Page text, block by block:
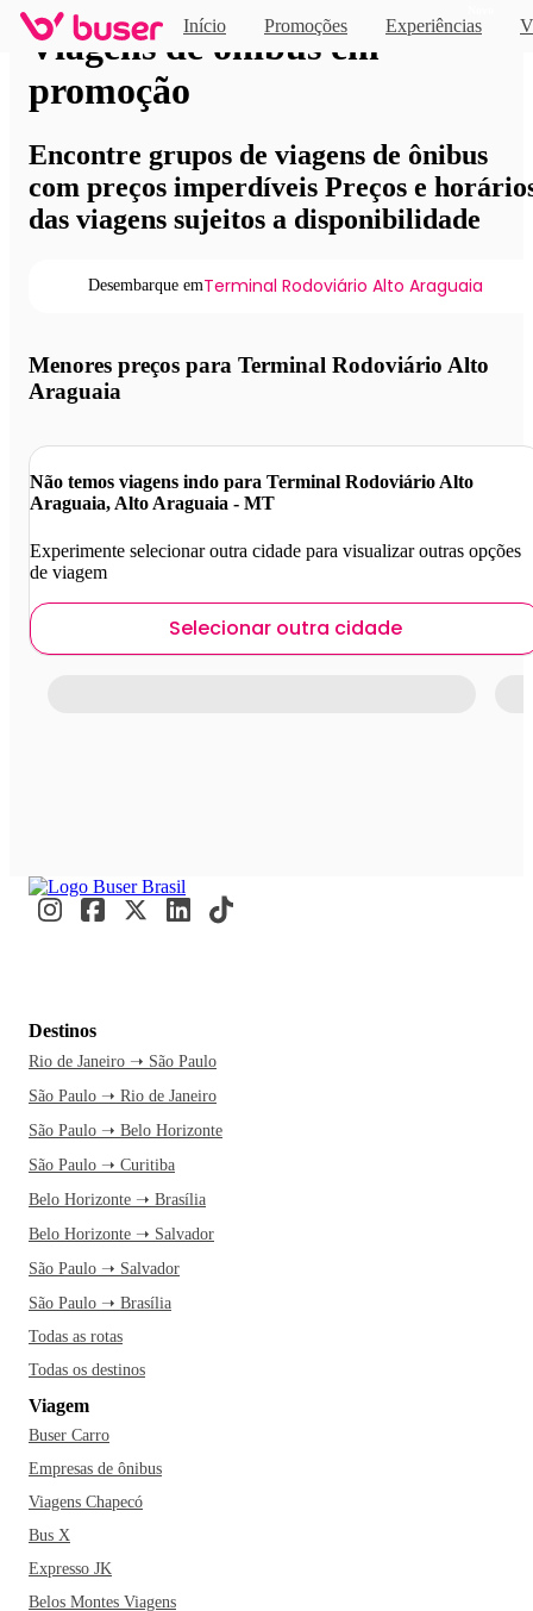
Início Promoções Experiências
Viagens de ônibus em
promoção
Encontre grupos de viagens de ônibus
com preços imperdíveis Preços e
das viagens sujeitos a disponibilidade
Desembarque emTerminal Rodoviário Alto Araguaia
Menores preços para Terminal Rodoviário Alto
Araguaia
Não temos viagens indo para Terminal Rodoviário Alto
Araguaia, Alto Araguaia - MT
Experimente selecionar outra cidade para visualizar outras opções
de viagem
Selecionar outra cidade
Destinos
Rio de Janeiro ➝ São Paulo
São Paulo ➝ Rio de Janeiro
São Paulo ➝ Belo Horizonte
São Paulo ➝ Curitiba
Belo Horizonte ➝ Brasília
Belo Horizonte ➝ Salvador
São Paulo ➝ Salvador
São Paulo ➝ Brasília
Todas as rotas
Todas os destinos
Viagem
Buser Carro
Empresas de ônibus
Viagens Chapecó
Bus X
Expresso JK
Belos Montes Viagens